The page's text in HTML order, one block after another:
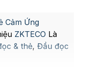
Cảm Ứng
ZKTECO Là
& thẻ, Đầu đọc